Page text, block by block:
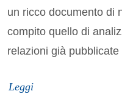
un ricco documento di
compito quello di
relazioni già pubblicate
Leggi